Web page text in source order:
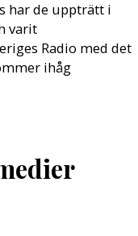
har de uppträtt i
varit
Radio med det
ihåg